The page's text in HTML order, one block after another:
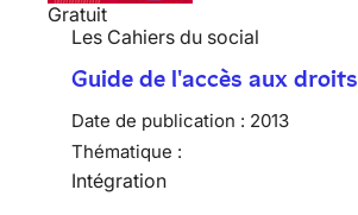
Gratuit
Les Cahiers du social
Guide de l'accès aux droits
Date de publication : 2013
Thématique :
Intégration